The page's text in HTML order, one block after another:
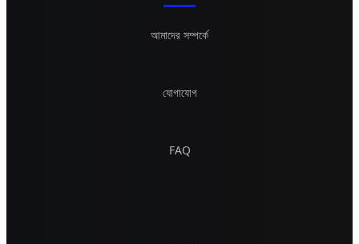
আমাদের সম্পর্কে
যোগাযোগ
FAQ